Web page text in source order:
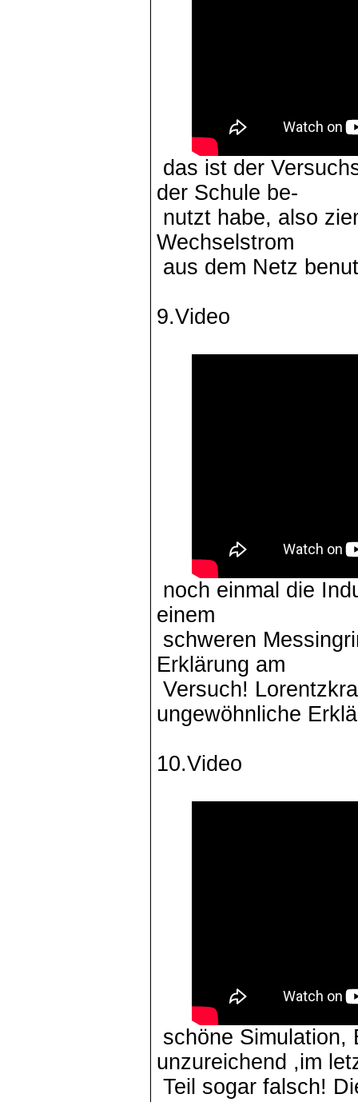
das ist der
der Schule be-
nutzt habe, also
Wechselstrom
aus dem Netz
9.Video
noch einmal die
einem
schweren
Erklärung am
Versuch!
ungewöhnliche
10.Video
schöne Simulation,
unzureichend ,im
Teil sogar falsch!